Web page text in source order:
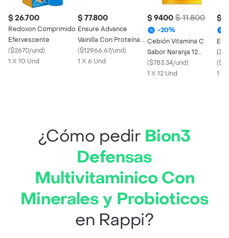
$ 26.700
Redoxon Comprimido
Efervescente
($2670/und)
1 X 10 Und
$ 77.800
Ensure Advance
Vainilla Con Proteína +
Hmb Líquido Caja x 6
Und
($12966.67/und)
1 X 6 Und
$ 9400 $ 11.800
-20%
Cebión Vitamina C
Sabor Naranja 12
Tabletas Masticables
($783.34/und)
1 X 12 Und
$
(
1 X
¿Cómo pedir Bion3
Defensas
Multivitaminico Con
Minerales y Probioticos
en Rappi?